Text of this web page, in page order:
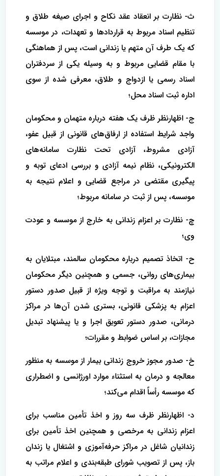
ث- نظارت بر انعقاد عقد نکاح و اجرای صیغه طلاق و
تنظیم اسناد مربوط به قراردادها و تعهدات، در موسسه
که یک طرف آن متهم یا زندانی است، پس از هماهنگی
با مقام قضایی مربوط و به وسیله یکی از سردفتران
اسناد رسمی یا ازدواج و طلاق، معرفی شده از سوی
اداره ثبت اسناد محل؛
ج- اظهارنظر ظرف یک هفته درباره متهمان و محکومان
واجد شرایط استفاده از ارفاق‌های قانونی از قبیل عفو،
آزادی مشروط، آزادی تحت نظارت سامانه‌های
الکترونیکی، نظام نیمه آزادی و بررسی ادعای توبه و
پیگیری مقتضی در مراجع قضایی و اعلام نتیجه به
موسسه، پس از ثبت در سامانه مربوط؛
چ- نظارت بر اعزام زندانی به خارج از موسسه و عودت
وی؛
ح- اتخاذ تصمیم درباره محکومان سالمند، مبتلایان به
بیماری‌های روانی، جسمی و همچنین دیگر محکومان
نیازمند به مراقبت و توجه ویژه از قبیل صدور دستور
اعزام به پزشکی قانونی، بستری شدن آن‌ها در مراکز
درمانی، صدور دستور تعویق اجرا و یا پیشنهاد تبدیل
مجازات، بر اساس ضوابط و مقررات؛
خ- صدور مجوز خروج زندانی بیمار از موسسه به منظور
معالجه و درمان به استثناء موارد اورژانسی و اضطراری
که موسسه رأساً اقدام می‌کند؛
د- اظهارنظر ظرف سه روز و اخذ تأمین مناسب برای
اعزام زندانی به مرخصی و همچنین اخذ تأمین برای
زندانیان شاغل در مراکز حرفه‌آموزی و اشتغال یا زندان
باز، پس از تصویب شورای طبقه‌بندی و اعلام مراتب به